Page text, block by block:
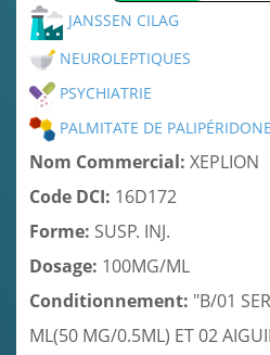
JANSSEN CILAG
NEUROLEPTIQUES
PSYCHIATRIE
PALMITATE DE PALIPÉRIDONE
Nom Commercial: XEPLION
Code DCI: 16D172
Forme: SUSP. INJ.
Dosage: 100MG/ML
Conditionnement: "B/01
ML(50 MG/0.5ML) ET 02